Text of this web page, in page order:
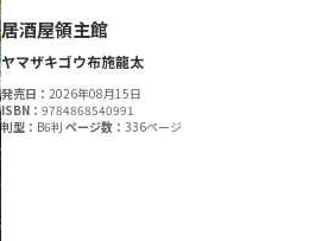
居酒屋領主館
ヤマザキゴウ布施龍太
発売日：2026年08月15日
ISBN：9784868540991
判型： B6判ページ数：336ページ